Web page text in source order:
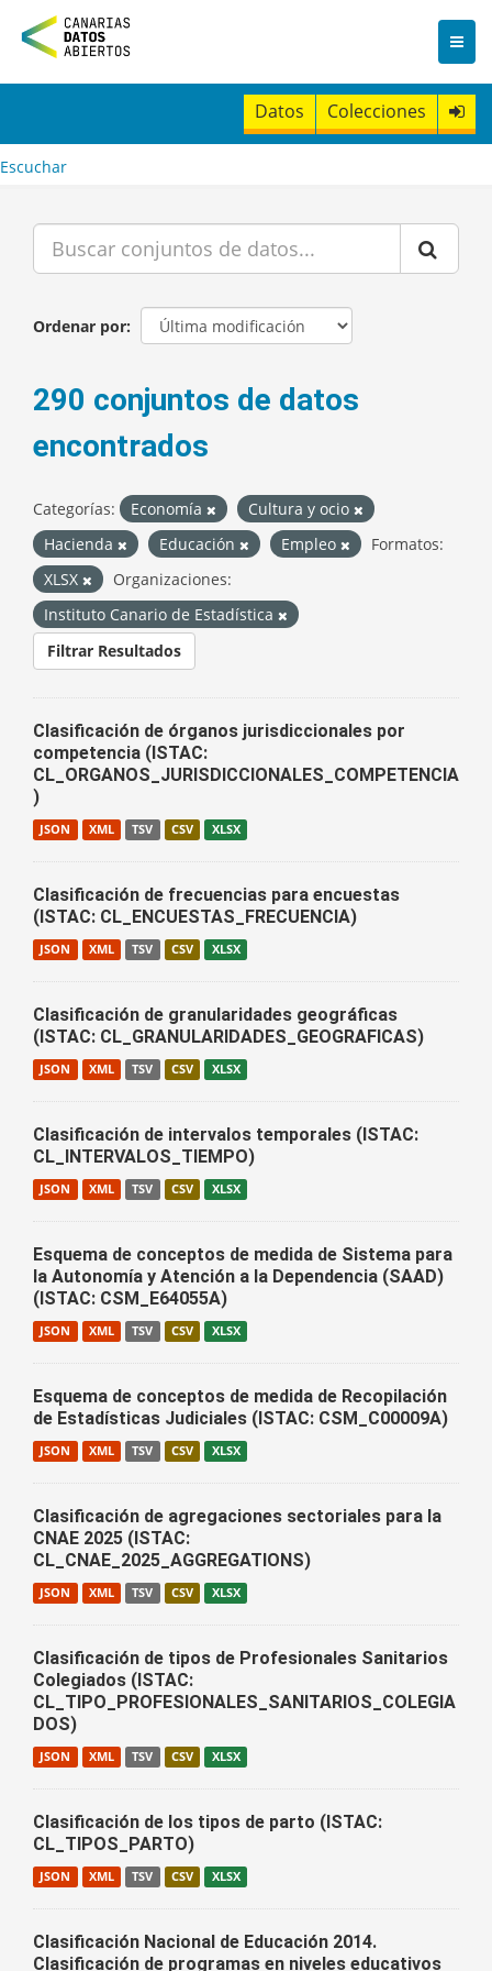
n
t
Datos Colecciones
Escuchar
Ordenar por
290 conjuntos de datos
encontrados
Categorías: Economía
Cultura y ocio
Hacienda
Educación Empleo
Formatos:
XLSX
Organizaciones:
Instituto Canario de Estadística
Filtrar Resultados
Clasificación de órganos jurisdiccionales por
competencia (ISTAC:
CL_ORGANOS_JURISDICCIONALES_COMPETENCIA
)
JSON XML TSV CSV XLSX
Clasificación de frecuencias para encuestas
(ISTAC: CL_ENCUESTAS_FRECUENCIA)
JSON XML TSV CSV XLSX
Clasificación de granularidades geográficas
(ISTAC: CL_GRANULARIDADES_GEOGRAFICAS)
JSON XML TSV CSV XLSX
Clasificación de intervalos temporales (ISTAC:
CL_INTERVALOS_TIEMPO)
JSON XML TSV CSV XLSX
Esquema de conceptos de medida de Sistema para
la Autonomía y Atención a la Dependencia (SAAD)
(ISTAC: CSM_E64055A)
JSON XML TSV CSV XLSX
Esquema de conceptos de medida de Recopilación
de Estadísticas Judiciales (ISTAC: CSM_C00009A)
JSON XML TSV CSV XLSX
Clasificación de agregaciones sectoriales para la
CNAE 2025 (ISTAC:
CL_CNAE_2025_AGGREGATIONS)
JSON XML TSV CSV XLSX
Clasificación de tipos de Profesionales Sanitarios
Colegiados (ISTAC:
CL_TIPO_PROFESIONALES_SANITARIOS_COLEGIA
DOS)
JSON XML TSV CSV XLSX
Clasificación de los tipos de parto (ISTAC:
CL_TIPOS_PARTO)
JSON XML TSV CSV XLSX
Clasificación Nacional de Educación 2014.
Clasificación de programas en niveles educativos